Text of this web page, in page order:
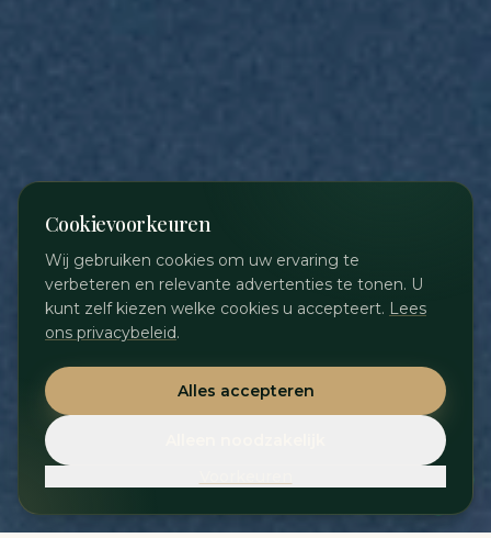
Cookievoorkeuren
Wij gebruiken cookies om uw ervaring te
verbeteren en relevante advertenties te tonen. U
kunt zelf kiezen welke cookies u accepteert. Lees
ons privacybeleid.
Alles accepteren